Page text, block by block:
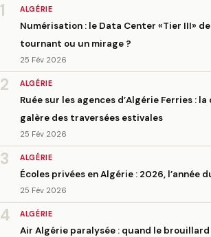
1 ALGÉRIE
Numérisation : le Data Center «Tier III»
tournant ou un mirage ?
25 Fév 2026
2 ALGÉRIE
Ruée sur les agences d’Algérie Ferries :
galère des traversées estivales
25 Fév 2026
3 ALGÉRIE
Écoles privées en Algérie : 2026, l’année
25 Fév 2026
4 ALGÉRIE
Air Algérie paralysée : quand le brouillard